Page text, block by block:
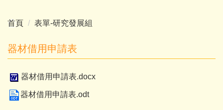
首頁 表單-研究發展組
器材借用申請表
器材借用申請表.docx
器材借用申請表.odt